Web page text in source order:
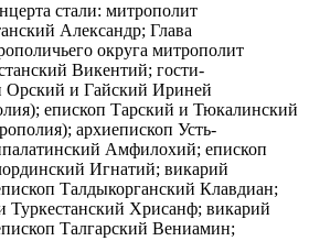
стали: митрополит
Александр; Глава
округа митрополит
Викентий; гости-
Орский и Гайский Ириней
епископ Тарский и Тюкалинский
архиепископ Усть-
Амфилохий; епископ
Игнатий; викарий
Талдыкорганский Клавдиан;
Туркестанский Хрисанф; викарий
Талгарский Вениамин;